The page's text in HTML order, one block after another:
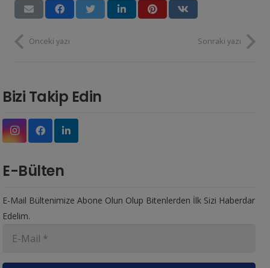
Önceki yazı Sonraki yazı
Bizi Takip Edin
E-Bülten
E-Mail Bültenimize Abone Olun Olup Bitenlerden İlk Sizi Haberdar
Edelim.